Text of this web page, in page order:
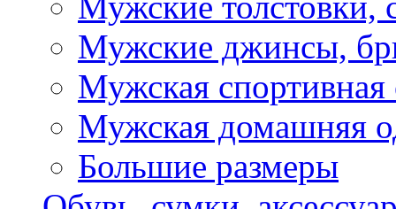
Мужские джинсы,
Мужская спортивная
Мужская домашняя
Большие размеры